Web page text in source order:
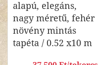
alapú, elegáns,
nagy méretű, fehér
növény mintás
tapéta / 0.52 x10 m